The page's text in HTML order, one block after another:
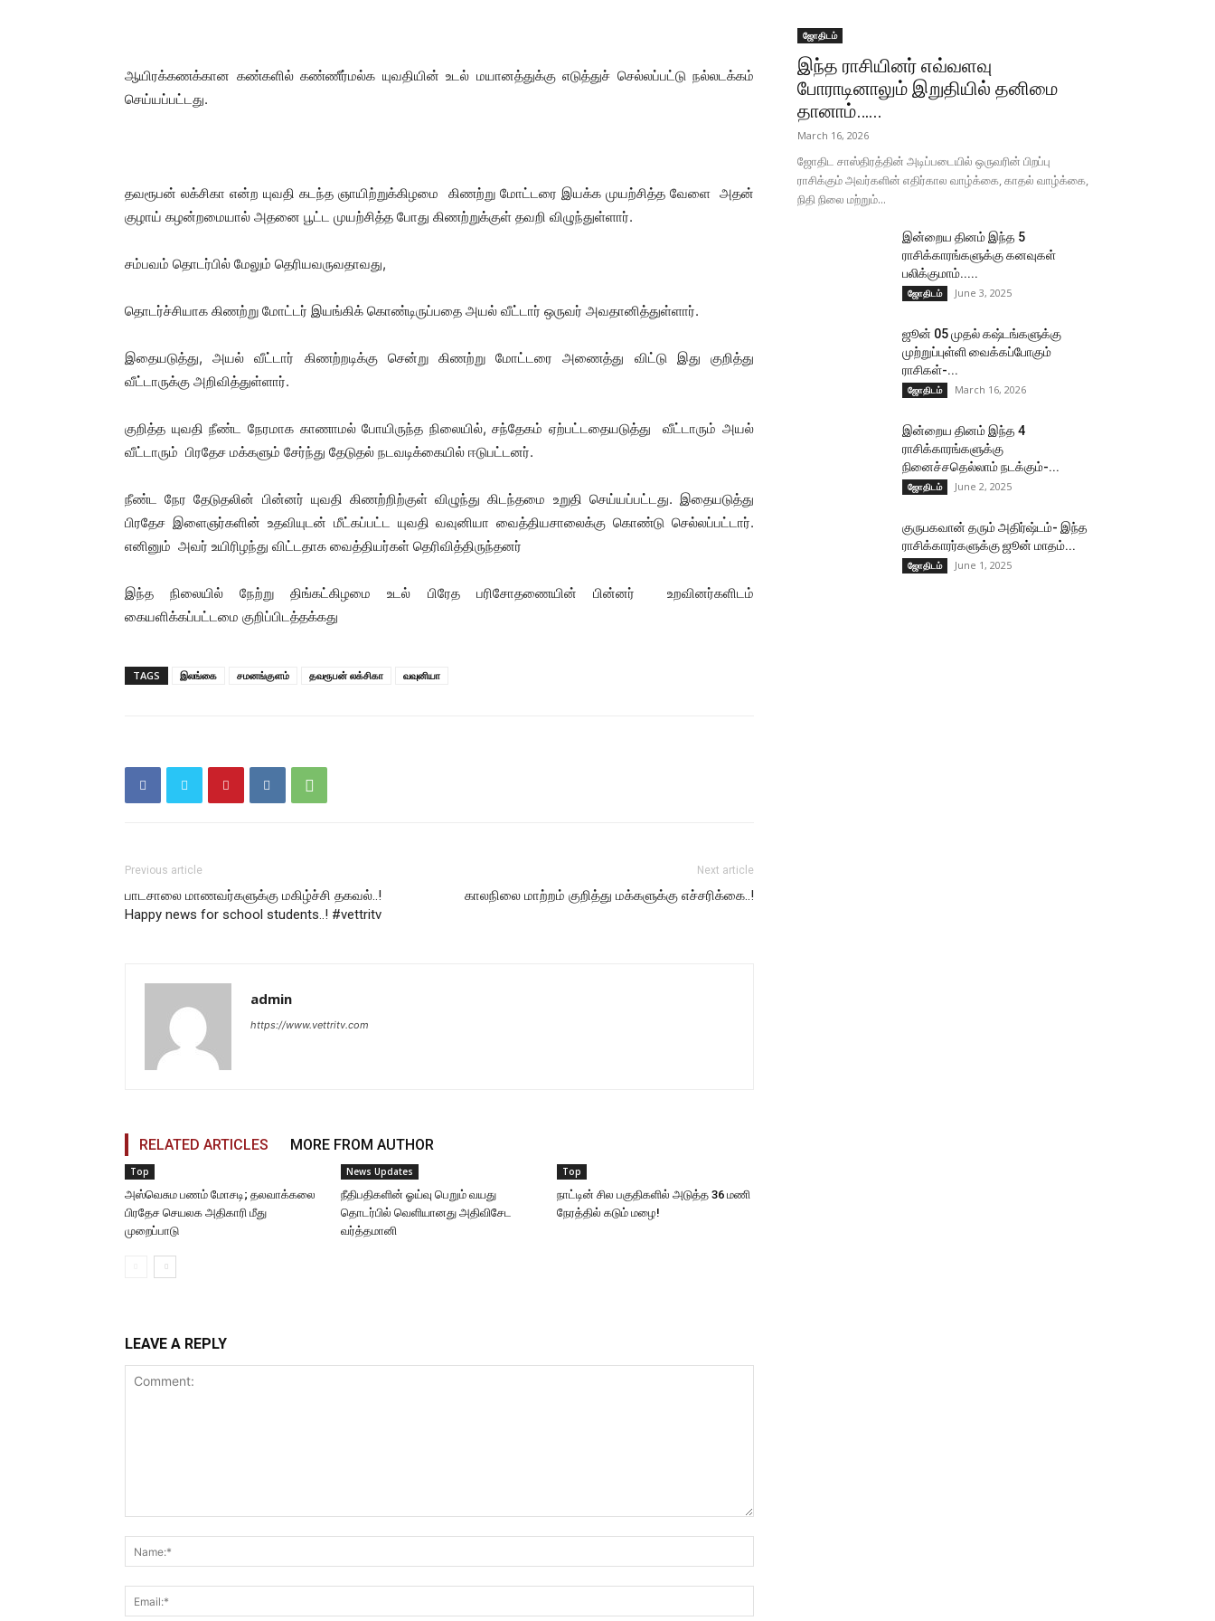
ஆயிரக்கணக்கான கண்களில் கண்ணீர்மல்க யுவதியின் உடல் மயானத்துக்கு எடுத்துச் செல்லப்பட்டு நல்லடக்கம்
செய்யப்பட்டது.
தவரூபன் லக்சிகா என்ற யுவதி கடந்த ஞாயிற்றுக்கிழமை கிணற்று மோட்டரை இயக்க முயற்சித்த வேளை அதன்
குழாய் கழன்றமையால் அதனை பூட்ட முயற்சித்த போது கிணற்றுக்குள் தவறி விழுந்துள்ளார்.
சம்பவம் தொடர்பில் மேலும் தெரியவருவதாவது,
தொடர்ச்சியாக கிணற்று மோட்டர் இயங்கிக் கொண்டிருப்பதை அயல் வீட்டார் ஒருவர் அவதானித்துள்ளார்.
இதையடுத்து, அயல் வீட்டார் கிணற்றடிக்கு சென்று கிணற்று மோட்டரை அணைத்து விட்டு இது குறித்து
வீட்டாருக்கு அறிவித்துள்ளார்.
குறித்த யுவதி நீண்ட நேரமாக காணாமல் போயிருந்த நிலையில், சந்தேகம் ஏற்பட்டதையடுத்து வீட்டாரும் அயல்
வீட்டாரும் பிரதேச மக்களும் சேர்ந்து தேடுதல் நடவடிக்கையில் ஈடுபட்டனர்.
நீண்ட நேர தேடுதலின் பின்னர் யுவதி கிணற்றிற்குள் விழுந்து கிடந்தமை உறுதி செய்யப்பட்டது. இதையடுத்து
பிரதேச இளைஞர்களின் உதவியுடன் மீட்கப்பட்ட யுவதி வவுனியா வைத்தியசாலைக்கு கொண்டு செல்லப்பட்டார்.
எனினும் அவர் உயிரிழந்து விட்டதாக வைத்தியர்கள் தெரிவித்திருந்தனர்
இந்த நிலையில் நேற்று திங்கட்கிழமை உடல் பிரேத பரிசோதணையின் பின்னர் உறவினர்களிடம்
கையளிக்கப்பட்டமை குறிப்பிடத்தக்கது
TAGS இலங்கை சமனங்குளம் தவரூபன் லக்சிகா வவுனியா
Previous article
பாடசாலை மாணவர்களுக்கு மகிழ்ச்சி தகவல்..!
Happy news for school students..! #vettritv
Next article
காலநிலை மாற்றம் குறித்து மக்களுக்கு எச்சரிக்கை..!
admin
https://www.vettritv.com
RELATED ARTICLES MORE FROM AUTHOR
Top
அஸ்வெசும பணம் மோசடி; தலவாக்கலை
பிரதேச செயலக அதிகாரி மீது
முறைப்பாடு
News Updates
நீதிபதிகளின் ஓய்வு பெறும் வயது
தொடர்பில் வெளியானது அதிவிசேட
வர்த்தமானி
Top
நாட்டின் சில பகுதிகளில் அடுத்த 36 மணி
நேரத்தில் கடும் மழை!
LEAVE A REPLY
ஜோதிடம்
இந்த ராசியினர் எவ்வளவு
போராடினாலும் இறுதியில் தனிமை
தானாம்…...
March 16, 2026
ஜோதிட சாஸ்திரத்தின் அடிப்படையில் ஒருவரின் பிறப்பு
ராசிக்கும் அவர்களின் எதிர்கால வாழ்க்கை, காதல் வாழ்க்கை,
நிதி நிலை மற்றும்...
இன்றைய தினம் இந்த 5
ராசிக்காரங்களுக்கு கனவுகள்
பலிக்குமாம்.....
ஜோதிடம் June 3, 2025
ஜூன் 05 முதல் கஷ்டங்களுக்கு
முற்றுப்புள்ளி வைக்கப்போகும்
ராசிகள்-...
ஜோதிடம் March 16, 2026
இன்றைய தினம் இந்த 4
ராசிக்காரங்களுக்கு
நினைச்சதெல்லாம் நடக்கும்-...
ஜோதிடம் June 2, 2025
குருபகவான் தரும் அதிர்ஷ்டம்- இந்த
ராசிக்காரர்களுக்கு ஜூன் மாதம்...
ஜோதிடம் June 1, 2025